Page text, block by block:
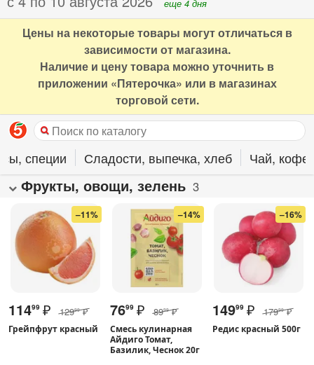
еще 4 дня
Цены на некоторые товары могут отличаться в
зависимости от магазина.
Наличие и цену товара можно уточнить в
приложении «Пятерочка» или в магазинах
торговой сети.
специи Сладости, выпечка, хлеб Чай, кофе,
Фрукты, овощи, зелень 3
–11%
11499 ₽ 12999 ₽
Грейпфрут красный
–14%
7699 ₽ 8999 ₽
Смесь кулинарная
Айдиго Томат,
Базилик, Чеснок 20г
–16%
14999 ₽ 17999 ₽
Редис красный 500г